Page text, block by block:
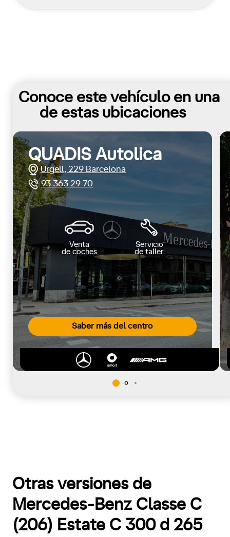
Conoce este vehículo en una
de estas ubicaciones
Saber más del centro
QUADIS Autolica
Urgell, 229 Barcelona
93 363 29 70
Venta
de coches
Servicio
de taller
Otras versiones de
Mercedes-Benz Classe C
(206) Estate C 300 d 265